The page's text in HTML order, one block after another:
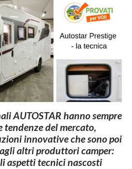
AUTOSTAR hanno sempre
tendenze del mercato,
innovative che sono poi
altri produttori camper:
aspetti tecnici nascosti